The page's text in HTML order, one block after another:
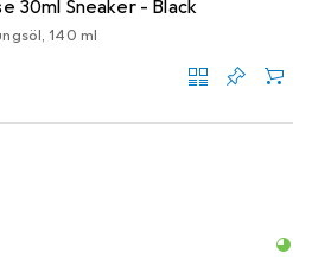
30ml Sneaker - Black
140 ml